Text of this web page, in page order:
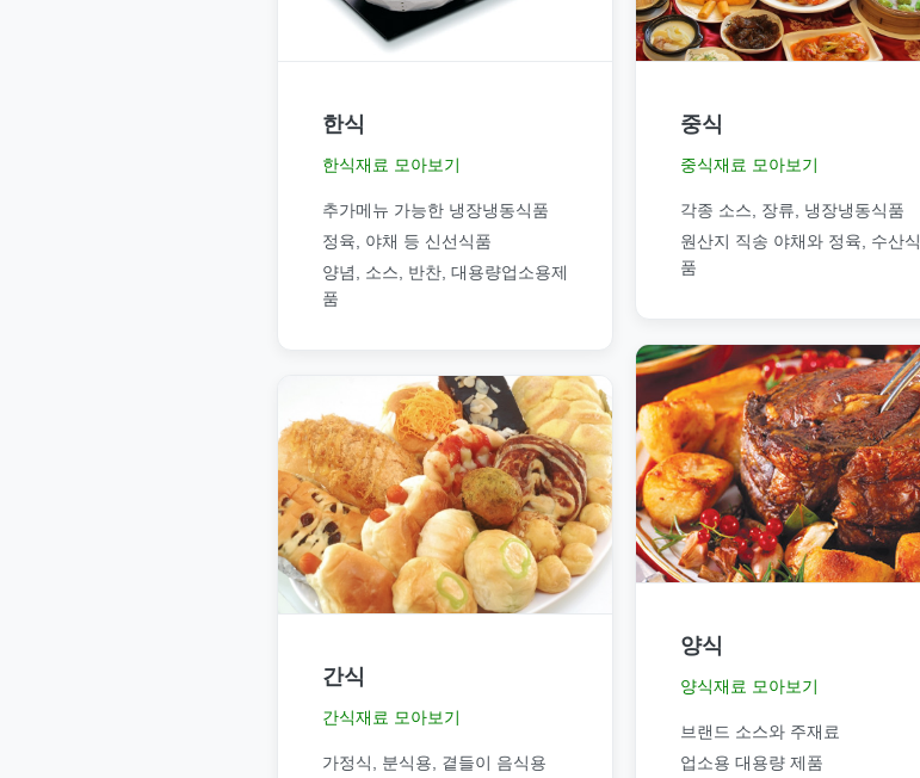
한식
한식재료 모아보기
추가메뉴 가능한 냉장냉동식품
정육, 야채 등 신선식품
양념, 소스, 반찬, 대용량업소용제
품
중식
중식재료 모아보기
각종 소스, 장류, 냉장냉동식품
원산지 직송 야채와 정육, 수산식
품
양식
양식재료 모아보기
브랜드 소스와 주재료
업소용 대용량 제품
간식
간식재료 모아보기
가정식, 분식용, 곁들이 음식용